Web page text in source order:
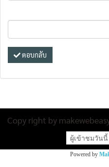
ตอบกลับ
Copy right by
ผู้เข้าชมวันนี้
Powered by